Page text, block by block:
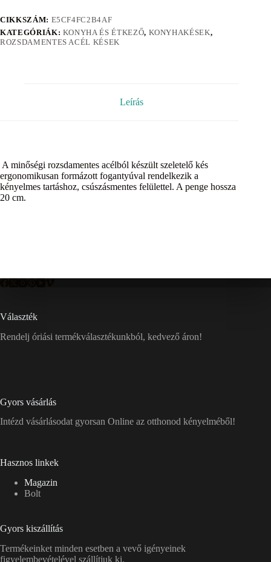
CIKKSZÁM: E5CF4FC2B4AF
KATEGÓRIÁK: KONYHA ÉS ÉTKEZŐ, KONYHAKÉSEK,
ROZSDAMENTES ACÉL KÉSEK
Leírás
A minőségi rozsdamentes acélból készült szeletelő kés
ergonomikusan formázott fogantyúval rendelkezik a
kényelmes tartáshoz, csúszásmentes felülettel. A penge hossza
20 cm.
Választék
Rendelj óriási termékválasztékunkból, kedvező áron!
Gyors vásárlás
Intézd vásárlásodat gyorsan Online az otthonod kényelméből!
Hasznos linkek
Magazin
Bolt
Gyors kiszállítás
Termékeinket minden esetben a vevő igényeinek
figyelembevételével szállítjuk ki.